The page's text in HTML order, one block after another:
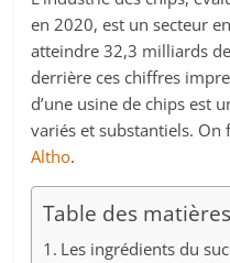
en 2020, est un secteur
atteindre 32,3 milliards
derrière ces chiffres
d’une usine de chips est
variés et substantiels. On
Altho.
Table des matières
Les ingrédients du